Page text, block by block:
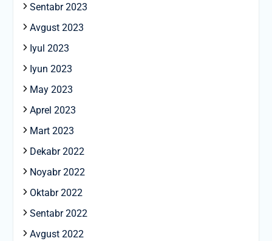
Sentabr 2023
Avgust 2023
Iyul 2023
Iyun 2023
May 2023
Aprel 2023
Mart 2023
Dekabr 2022
Noyabr 2022
Oktabr 2022
Sentabr 2022
Avgust 2022